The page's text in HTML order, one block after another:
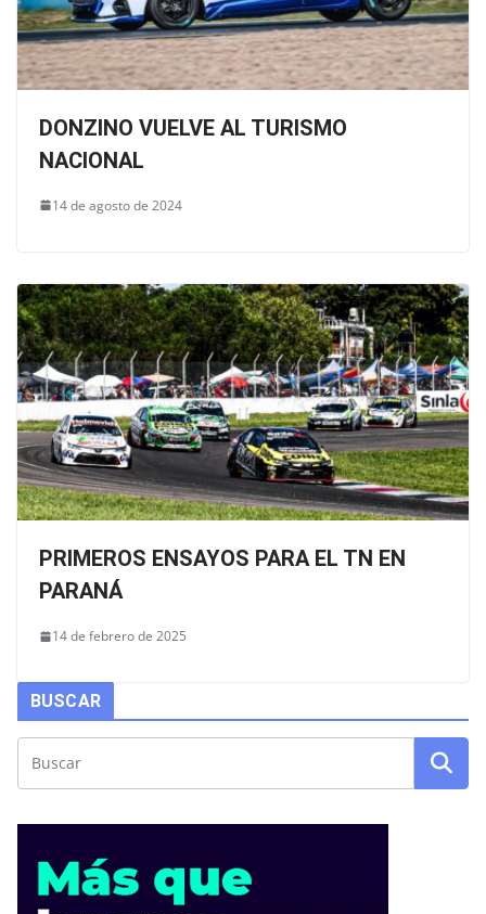
DONZINO VUELVE AL TURISMO
NACIONAL
14 de agosto de 2024
PRIMEROS ENSAYOS PARA EL TN EN
PARANÁ
14 de febrero de 2025
BUSCAR